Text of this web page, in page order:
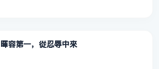
暉容第一，從忍辱中來